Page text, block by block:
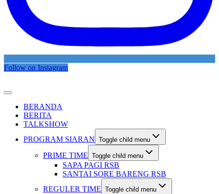
Follow on Instagram
BERANDA
BERITA
TALKSHOW
PROGRAM SIARAN Toggle child menu
PRIME TIME Toggle child menu
SAPA PAGI RSB
SANTAI SORE BARENG RSB
REGULER TIME Toggle child menu